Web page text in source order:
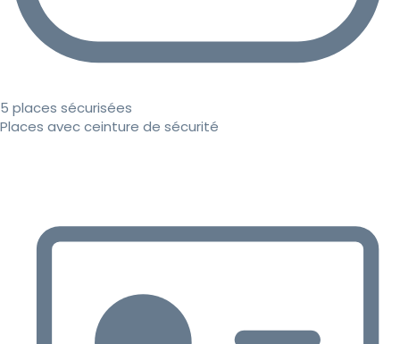
5 places sécurisées
Places avec ceinture de sécurité